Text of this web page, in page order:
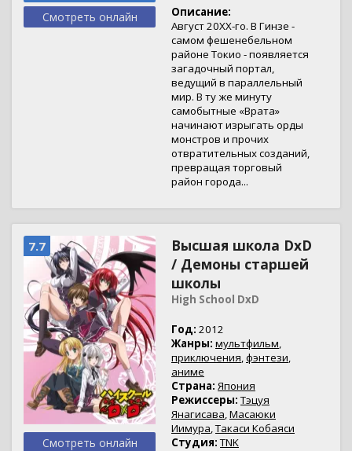
Смотреть онлайн
Описание:
Август 20XX-го. В Гинзе -
самом фешенебельном
районе Токио - появляется
загадочный портал,
ведущий в параллельный
мир. В ту же минуту
самобытные «Врата»
начинают изрыгать орды
монстров и прочих
отвратительных созданий,
превращая торговый
район города...
7.7
Смотреть онлайн
Высшая школа DxD
/ Демоны старшей
школы
High School DxD
Год: 2012
Жанры: мультфильм,
приключения,фэнтези,
аниме
Страна: Япония
Режиссеры: Тэцуя
Янагисава,Масаюки
Иимура,Такаси Кобаяси
Студия: TNK